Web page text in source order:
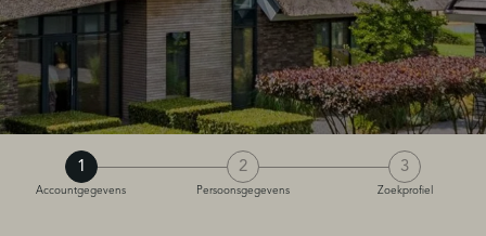
1
Accountgegevens
2
Persoonsgegevens
3
Zoekprofiel